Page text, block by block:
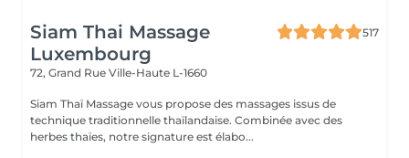
Siam Thai Massage
Luxembourg
517
72, Grand Rue Ville-Haute L-1660
Siam Thaï Massage vous propose des massages issus de
technique traditionnelle thaïlandaise. Combinée avec des
herbes thaïes, notre signature est élabo...